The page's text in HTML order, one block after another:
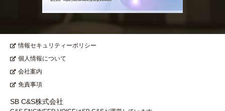
情報セキュリティーポリシー
個人情報について
会社案内
免責事項
SB C&S株式会社